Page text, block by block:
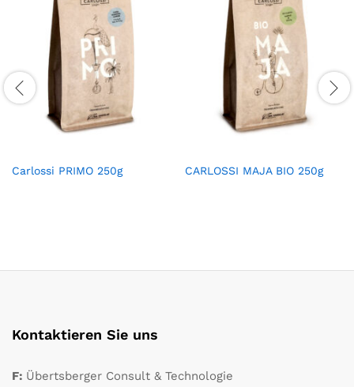
Carlossi PRIMO 250g CARLOSSI MAJA BIO 250g
Kontaktieren Sie uns
F: Übertsberger Consult & Technologie